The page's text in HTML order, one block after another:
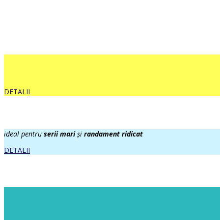
DETALII
ideal pentru serii mariși randament ridicat
DETALII